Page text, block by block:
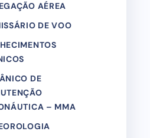
AÉREA
DE VOO
DE
– MMA